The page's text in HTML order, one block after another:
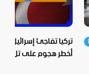
تركيا تفاجئ إسرائيل..
أخطر هجوم على تل